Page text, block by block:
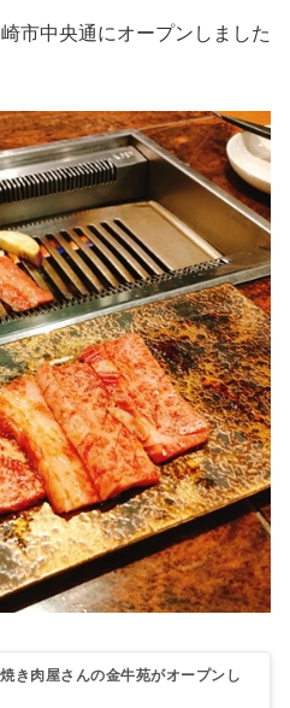
市中央通にオープンしました
焼き肉屋さんの金牛苑がオープンし